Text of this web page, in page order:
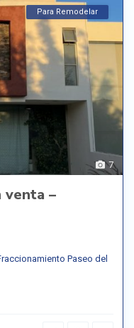
7
Para Remodelar
venta –
Paseo del